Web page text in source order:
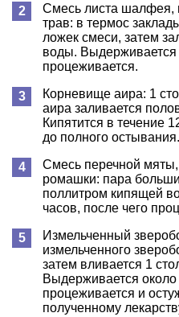
Смесь листа шалфея,
трав: в термос
ложек смеси, затем
воды. Выдерживается
процеживается.
Корневище аира: 1
аира заливается
Кипятится в течение
до полного остывания.
Смесь перечной
ромашки: пара
поллитром кипящей
часов, после чего
Измельченный
измельченного
затем вливается 1
Выдерживается около
процеживается и
полученному